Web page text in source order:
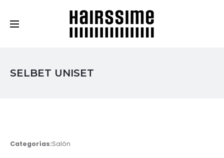
SELBET UNISET
Categorías:Salón